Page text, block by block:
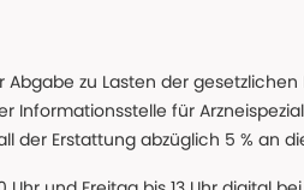
zu Lasten der
für
der Erstattung abzüglich 5 % an